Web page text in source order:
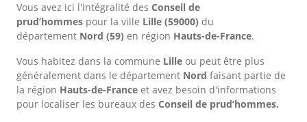
Vous avez ici l'intégralité des Conseil de
prud’hommes pour la ville Lille (59000) du
département Nord (59) en région Hauts-de-France.
Vous habitez dans la commune Lille ou peut être plus
généralement dans le département Nord faisant partie de
la région Hauts-de-France et avez besoin d'informations
pour localiser les bureaux des Conseil de prud’hommes.